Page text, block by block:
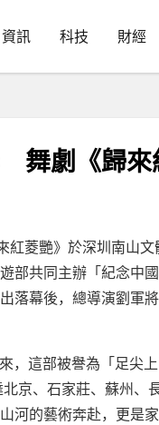
資訊 科技 財經
舞劇《歸來
紅菱艷》於深圳南山
部共同主辦「紀念中
落幕後，總導演劉軍
，這部被譽為「足尖
京、石家莊、蘇州、
河的藝術奔赴，更是